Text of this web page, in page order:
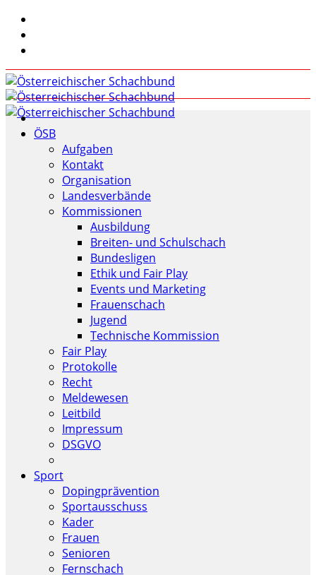
ÖSB
Aufgaben
Kontakt
Organisation
Landesverbände
Kommissionen
Ausbildung
Breiten- und Schulschach
Bundesligen
Ethik und Fair Play
Events und Marketing
Frauenschach
Jugend
Technische Kommission
Fair Play
Protokolle
Recht
Meldewesen
Leitbild
Impressum
DSGVO
Sport
Dopingprävention
Sportausschuss
Kader
Frauen
Senioren
Fernschach